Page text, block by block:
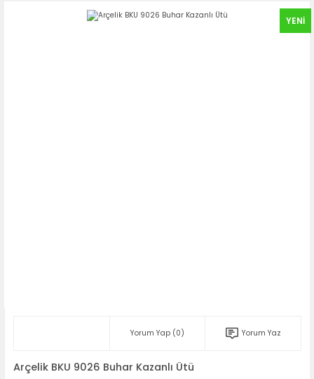
YENİ
Yorum Yap (0) Yorum Yaz
Arçelik BKU 9026 Buhar Kazanlı Ütü